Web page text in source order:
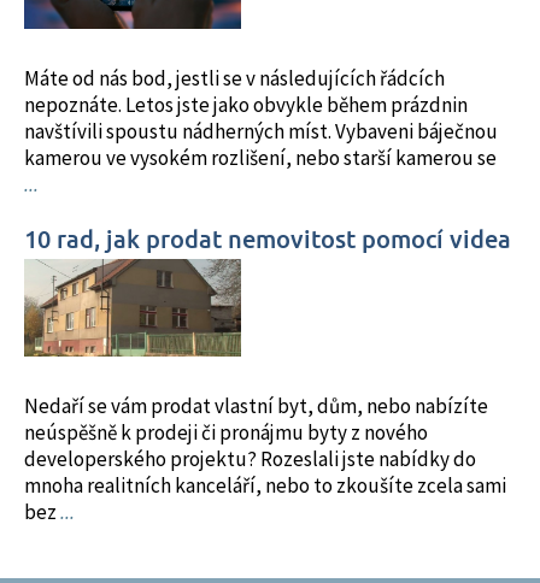
Máte od nás bod, jestli se v následujících řádcích
nepoznáte. Letos jste jako obvykle během prázdnin
navštívili spoustu nádherných míst. Vybaveni báječnou
kamerou ve vysokém rozlišení, nebo starší kamerou se
...
10 rad, jak prodat nemovitost pomocí videa
Nedaří se vám prodat vlastní byt, dům, nebo nabízíte
neúspěšně k prodeji či pronájmu byty z nového
developerského projektu? Rozeslali jste nabídky do
mnoha realitních kanceláří, nebo to zkoušíte zcela sami
bez...